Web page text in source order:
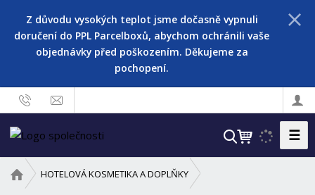
Z důvodu vysokých teplot jsme dočasně vypnuli
doručení do PPL Parcelboxů, abychom ochránili vaše
objednávky před poškozením. Děkujeme za
pochopení.
V
☰
v
HOTELOVÁ KOSMETIKA A DOPLŇKY